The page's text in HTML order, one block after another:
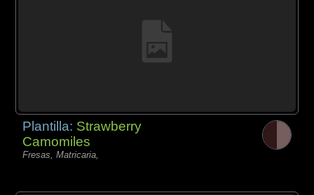
Plantilla: Strawberry
Camomiles
Fresas, Matricaria,